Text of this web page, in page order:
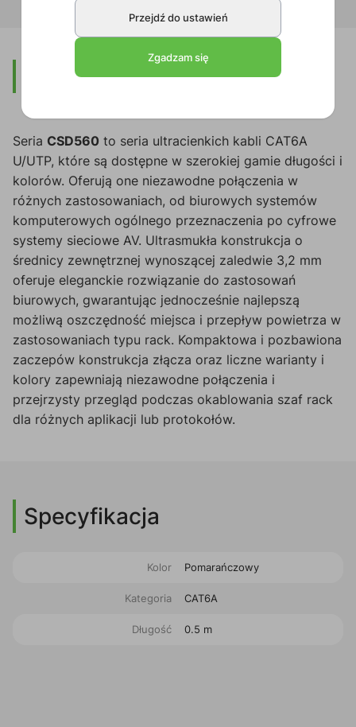
Seria CSD560 to seria ultracienkich kabli CAT6A
U/UTP, które są dostępne w szerokiej gamie długości i
kolorów. Oferują one niezawodne połączenia w
różnych zastosowaniach, od biurowych systemów
komputerowych ogólnego przeznaczenia po cyfrowe
systemy sieciowe AV. Ultrasmukła konstrukcja o
średnicy zewnętrznej wynoszącej zaledwie 3,2 mm
oferuje eleganckie rozwiązanie do zastosowań
biurowych, gwarantując jednocześnie najlepszą
możliwą oszczędność miejsca i przepływ powietrza w
zastosowaniach typu rack. Kompaktowa i pozbawiona
zaczepów konstrukcja złącza oraz liczne warianty i
kolory zapewniają niezawodne połączenia i
przejrzysty przegląd podczas okablowania szaf rack
dla różnych aplikacji lub protokołów.
Specyfikacja
Kolor Pomarańczowy
Kategoria CAT6A
Długość 0.5 m
Przejdź do ustawień
Zgadzam się